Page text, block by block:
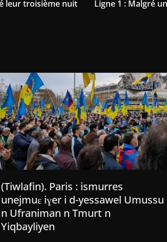
leur troisième nuit
Ligne 1 : Malgré
(Tiwlafin). Paris : ismurres
unejmuɛ iɣer i d-yessawel Umussu
n Ufraniman n Tmurt n
Yiqbayliyen